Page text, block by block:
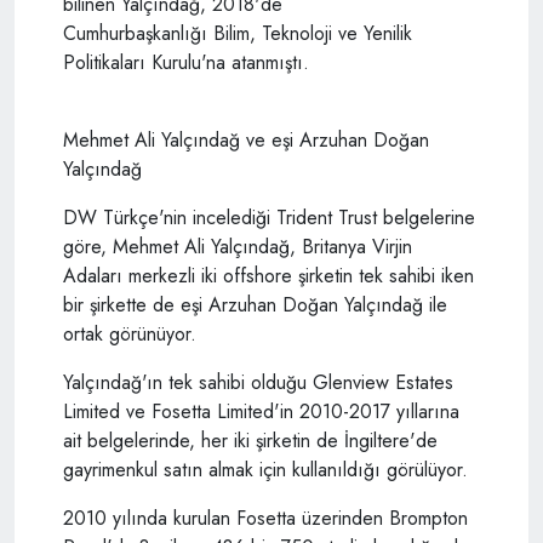
Cumhurbaşkanlığı Bilim, Teknoloji ve Yenilik
Politikaları Kurulu'na atanmıştı.
Mehmet Ali Yalçındağ ve eşi Arzuhan Doğan
Yalçındağ
DW Türkçe'nin incelediği Trident Trust belgelerine
göre, Mehmet Ali Yalçındağ, Britanya Virjin
Adaları merkezli iki offshore şirketin tek sahibi iken
bir şirkette de eşi Arzuhan Doğan Yalçındağ ile
ortak görünüyor.
Yalçındağ'ın tek sahibi olduğu Glenview Estates
Limited ve Fosetta Limited'in 2010-2017 yıllarına
ait belgelerinde, her iki şirketin de İngiltere'de
gayrimenkul satın almak için kullanıldığı görülüyor.
2010 yılında kurulan Fosetta üzerinden Brompton